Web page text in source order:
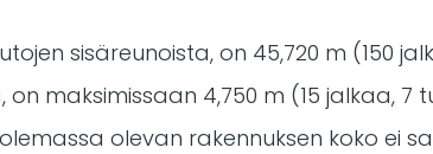
sisäreunoista, on 45,720 m (150
maksimissaan 4,750 m (15 jalkaa, 7
olevan rakennuksen koko ei